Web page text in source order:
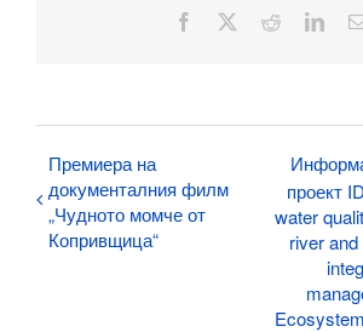
Facebook Reddit
Премиера на
документалния филм
„Чудното момче от
Копривщица“
проект
water
river